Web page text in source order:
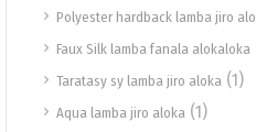
Polyester hardback lamba jiro
Faux Silk lamba fanala alokaloka
Taratasy sy lamba jiro aloka (1)
Aqua lamba jiro aloka (1)